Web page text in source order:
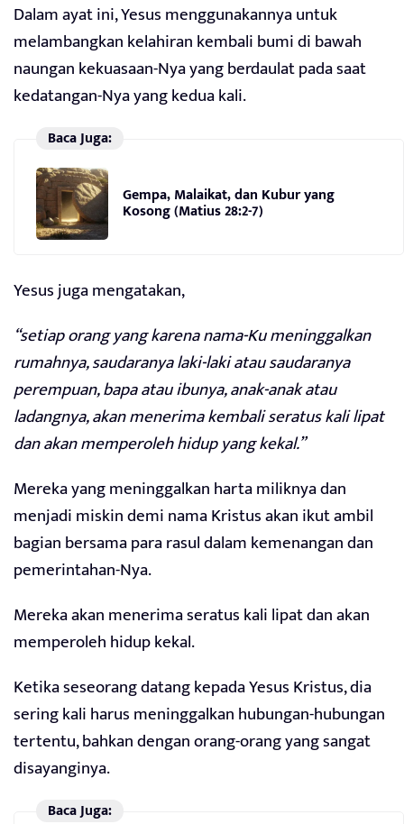
Dalam ayat ini, Yesus menggunakannya untuk
melambangkan kelahiran kembali bumi di bawah
naungan kekuasaan-Nya yang berdaulat pada saat
kedatangan-Nya yang kedua kali.
Baca Juga:
Gempa, Malaikat, dan Kubur yang
Kosong (Matius 28:2-7)
Yesus juga mengatakan,
“setiap orang yang karena nama-Ku meninggalkan
rumahnya, saudaranya laki-laki atau saudaranya
perempuan, bapa atau ibunya, anak-anak atau
ladangnya, akan menerima kembali seratus kali lipat
dan akan memperoleh hidup yang kekal.”
Mereka yang meninggalkan harta miliknya dan
menjadi miskin demi nama Kristus akan ikut ambil
bagian bersama para rasul dalam kemenangan dan
pemerintahan-Nya.
Mereka akan menerima seratus kali lipat dan akan
memperoleh hidup kekal.
Ketika seseorang datang kepada Yesus Kristus, dia
sering kali harus meninggalkan hubungan-hubungan
tertentu, bahkan dengan orang-orang yang sangat
disayanginya.
Baca Juga: